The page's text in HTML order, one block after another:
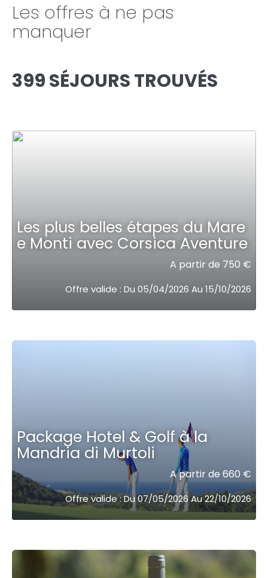
Les offres à ne pas
manquer
399 SÉJOURS TROUVÉS
Les plus belles étapes du Mare
e Monti avec Corsica Aventure
A partir de 750 €
Offre valide : Du 05/04/2026 Au 15/10/2026
Package Hotel & Golf à la
Mandria di Murtoli
A partir de 660 €
Offre valide : Du 07/05/2026 Au 22/10/2026